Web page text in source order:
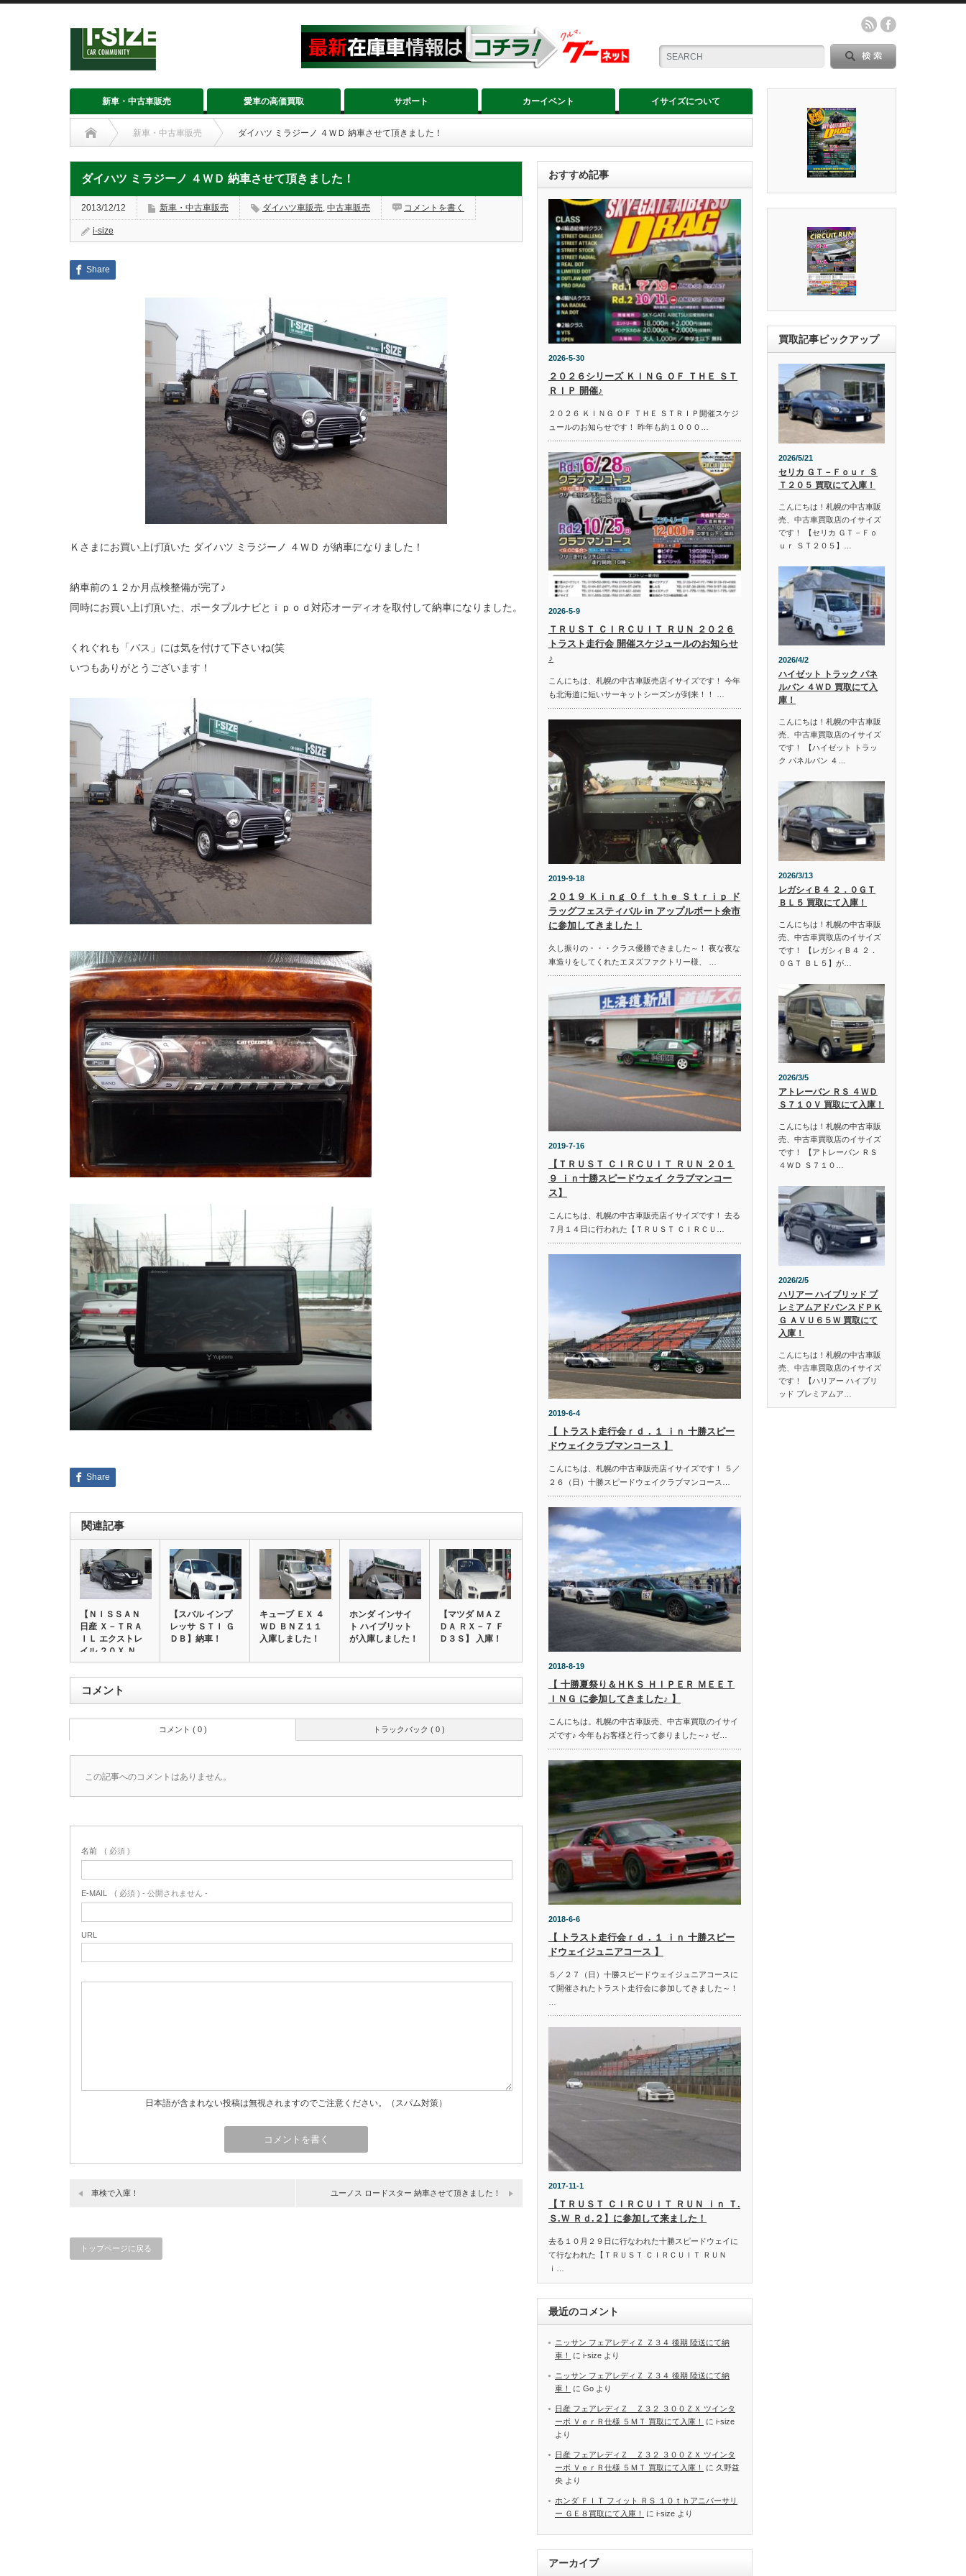
新車・中古車販売 愛車の高価買取 サポート カーイベント イサイズについて
新車・中古車販売 ダイハツ ミラジーノ ４ＷＤ 納車させて頂きました！
ダイハツ ミラジーノ ４ＷＤ 納車させて頂きました！
2013/12/12 新車・中古車販売 ダイハツ車販売, 中古車販売 コメントを書く
i-size
Share
Ｋさまにお買い上げ頂いた ダイハツ ミラジーノ ４ＷＤ が納車になりました！
納車前の１２か月点検整備が完了♪
同時にお買い上げ頂いた、ポータブルナビとｉｐｏｄ対応オーディオを取付して納車になりました。
くれぐれも「バス」には気を付けて下さいね(笑
いつもありがとうございます！
Share
関連記事
【ＮＩＳＳＡＮ
日産 Ｘ－ＴＲＡ
ＩＬ エクストレ
イル ２０Ｘ Ｎ…
【スバル インプ
レッサ ＳＴＩ Ｇ
ＤＢ】納車！
キューブ ＥＸ ４
ＷＤ ＢＮＺ１１
入庫しました！
ホンダ インサイ
ト ハイブリット
が入庫しました！
【マツダ ＭＡＺ
ＤＡ ＲＸ－７ Ｆ
Ｄ３Ｓ】 入庫！
コメント
トラックバック ( 0 )
コメント ( 0 )
この記事へのコメントはありません。
名前 ( 必須 )
E-MAIL ( 必須 ) - 公開されません -
URL
日本語が含まれない投稿は無視されますのでご注意ください。（スパム対策）
車検で入庫！ ユーノス ロードスター 納車させて頂きました！
トップページに戻る
おすすめ記事
2026-5-30
２０２６シリーズ ＫＩＮＧ ＯＦ ＴＨＥ ＳＴ
ＲＩＰ 開催♪
２０２６ ＫＩＮＧ ＯＦ ＴＨＥ ＳＴＲＩＰ開催スケジ
ュールのお知らせです！ 昨年も約１０００…
2026-5-9
ＴＲＵＳＴ ＣＩＲＣＵＩＴ ＲＵＮ ２０２６
トラスト走行会 開催スケジュールのお知らせ
♪
こんにちは、札幌の中古車販売店イサイズです！ 今年
も北海道に短いサーキットシーズンが到来！！ …
2019-9-18
２０１９ Ｋｉｎｇ Ｏｆ ｔｈｅ Ｓｔｒｉｐ ド
ラッグフェスティバル in アップルポート余市
に参加してきました！
久し振りの・・・クラス優勝できました～！ 夜な夜な
車造りをしてくれたエヌズファクトリー様、 …
2019-7-16
【ＴＲＵＳＴ ＣＩＲＣＵＩＴ ＲＵＮ ２０１
９ ｉｎ十勝スピードウェイ クラブマンコー
ス】
こんにちは、札幌の中古車販売店イサイズです！ 去る
７月１４日に行われた【ＴＲＵＳＴ ＣＩＲＣＵ…
2019-6-4
【 トラスト走行会ｒｄ．１ ｉｎ 十勝スピー
ドウェイクラブマンコース 】
こんにちは、札幌の中古車販売店イサイズです！ ５／
２６（日）十勝スピードウェイクラブマンコース…
2018-8-19
【 十勝夏祭り＆ＨＫＳ ＨＩＰＥＲ ＭＥＥＴ
ＩＮＧ に参加してきました♪ 】
こんにちは。札幌の中古車販売、中古車買取のイサイ
ズです♪ 今年もお客様と行って参りました～♪ ゼ…
2018-6-6
【 トラスト走行会ｒｄ．１ ｉｎ 十勝スピー
ドウェイジュニアコース 】
５／２７（日）十勝スピードウェイジュニアコースに
て開催されたトラスト走行会に参加してきました～！
2017-11-1
【ＴＲＵＳＴ ＣＩＲＣＵＩＴ ＲＵＮ ｉｎ Ｔ.
Ｓ.Ｗ Ｒｄ.２】に参加して来ました！
去る１０月２９日に行なわれた十勝スピードウェイに
て行なわれた【ＴＲＵＳＴ ＣＩＲＣＵＩＴ ＲＵＮ
ｉ…
最近のコメント
ニッサン フェアレディＺ Ｚ３４ 後期 陸送にて納
車！
に i-size より
ニッサン フェアレディＺ Ｚ３４ 後期 陸送にて納
車！
に Go より
日産 フェアレディＺ Ｚ３２ ３００ＺＸ ツインタ
ーボ ＶｅｒＲ仕様 ５ＭＴ 買取にて入庫！
に i-size
より
日産 フェアレディＺ Ｚ３２ ３００ＺＸ ツインタ
ーボ ＶｅｒＲ仕様 ５ＭＴ 買取にて入庫！
に 久野益
央 より
ホンダ ＦＩＴ フィット ＲＳ １０ｔｈアニバーサリ
ー ＧＥ８買取にて入庫！
に i-size より
アーカイブ
買取記事ピックアップ
2026/5/21
セリカ ＧＴ－Ｆｏｕｒ Ｓ
Ｔ２０５ 買取にて入庫！
こんにちは！札幌の中古車販
売、中古車買取店のイサイズ
です！ 【セリカ ＧＴ－Ｆｏ
ｕｒ ＳＴ２０５】…
2026/4/2
ハイゼット トラック パネ
ルバン ４ＷＤ 買取にて入
庫！
こんにちは！札幌の中古車販
売、中古車買取店のイサイズ
です！ 【ハイゼット トラッ
ク パネルバン ４…
2026/3/13
レガシィＢ４ ２．０ＧＴ
ＢＬ５ 買取にて入庫！
こんにちは！札幌の中古車販
売、中古車買取店のイサイズ
です！ 【レガシィＢ４ ２．
０ＧＴ ＢＬ５】が…
2026/3/5
アトレーバン ＲＳ ４ＷＤ
Ｓ７１０Ｖ 買取にて入庫！
こんにちは！札幌の中古車販
売、中古車買取店のイサイズ
です！ 【アトレーバン ＲＳ
４ＷＤ Ｓ７１０…
2026/2/5
ハリアー ハイブリッド プ
レミアムアドバンスドＰＫ
Ｇ ＡＶＵ６５Ｗ 買取にて
入庫！
こんにちは！札幌の中古車販
売、中古車買取店のイサイズ
です！ 【ハリアー ハイブリ
ッド プレミアムア…